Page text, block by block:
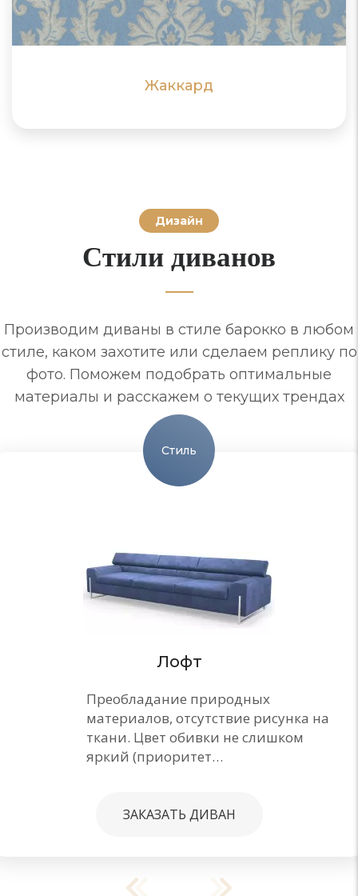
Жаккард
ПОДРОБНЕЕ
ПОДРОБНЕЕ
Дизайн
Стили диванов
Производим диваны в стиле барокко в любом
стиле, каком захотите или сделаем реплику по
фото. Поможем подобрать оптимальные
материалы и расскажем о текущих трендах
Стиль
Лофт
Преобладание природных
материалов, отсутствие рисунка на
ткани. Цвет обивки не слишком
яркий (приоритет…
ЗАКАЗАТЬ ДИВАН